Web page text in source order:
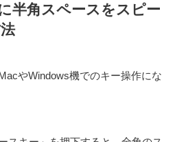
半角スペースをスピー
やWindows機でのキー操作にな